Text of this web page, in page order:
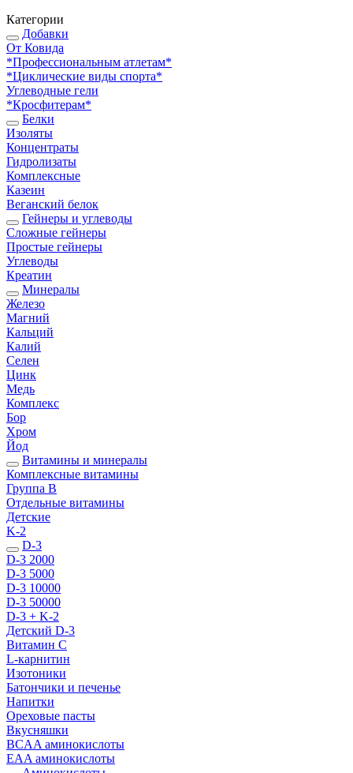
Категории
Добавки
От Ковида
*Профессиональным атлетам*
*Циклические виды спорта*
Углеводные гели
*Кросфитерам*
Белки
Изоляты
Концентраты
Гидролизаты
Комплексные
Казеин
Веганский белок
Гейнеры и углеводы
Сложные гейнеры
Простые гейнеры
Углеводы
Креатин
Минералы
Железо
Магний
Кальций
Калий
Селен
Цинк
Медь
Комплекс
Бор
Хром
Йод
Витамины и минералы
Комплексные витамины
Группа B
Отдельные витамины
Детские
K-2
D-3
D-3 2000
D-3 5000
D-3 10000
D-3 50000
D-3 + K-2
Детский D-3
Витамин С
L-карнитин
Изотоники
Батончики и печенье
Напитки
Ореховые пасты
Вкусняшки
BCAA аминокислоты
EAA аминокислоты